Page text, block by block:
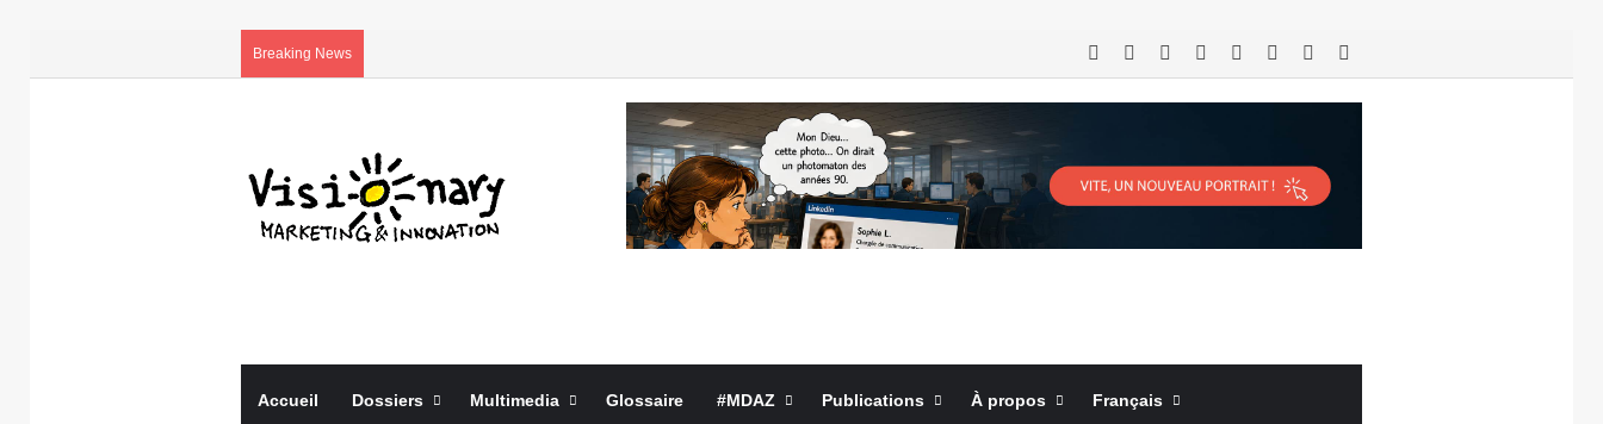
Breaking News RSS Facebook LinkedinYouTubeConnexionArticle Aléatoire
Accueil Dossiers Multimedia Glossaire #MDAZ Publications À propos Français